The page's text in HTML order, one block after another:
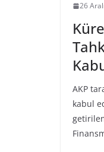
26
AKP
kabul